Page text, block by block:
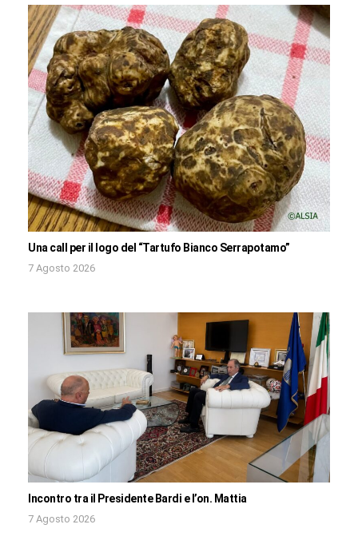
Una call per il logo del “Tartufo Bianco Serrapotamo”
7 Agosto 2026
Incontro tra il Presidente Bardi e l’on. Mattia
7 Agosto 2026